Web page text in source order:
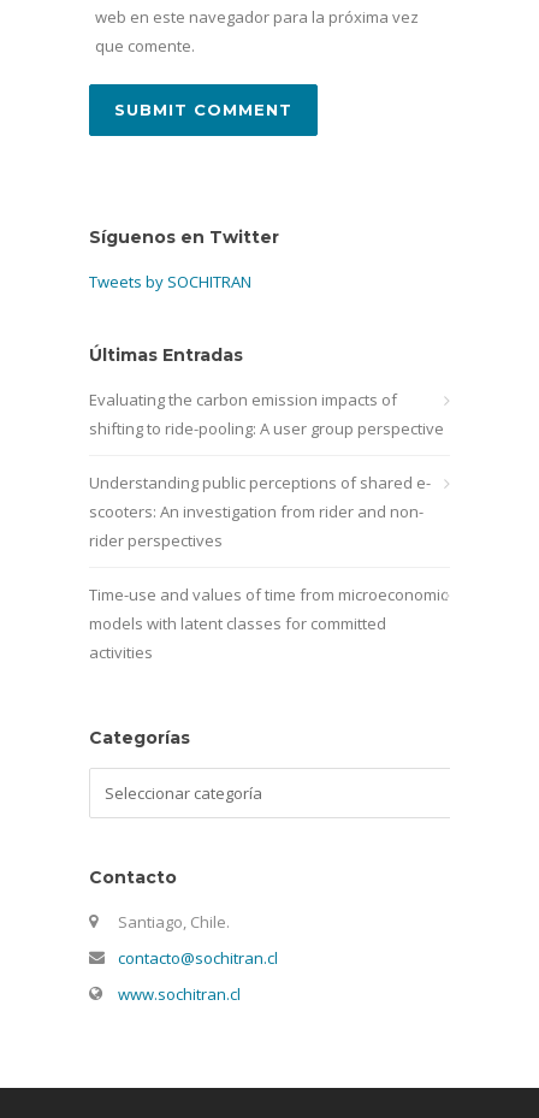
web en este navegador para la próxima vez
que comente.
Síguenos en Twitter
Tweets by SOCHITRAN
Últimas Entradas
Evaluating the carbon emission impacts of
shifting to ride-pooling: A user group perspective
Understanding public perceptions of shared e-
scooters: An investigation from rider and non-
rider perspectives
Time-use and values of time from microeconomic
models with latent classes for committed
activities
Categorías
Contacto
Santiago, Chile.
contacto@sochitran.cl
www.sochitran.cl